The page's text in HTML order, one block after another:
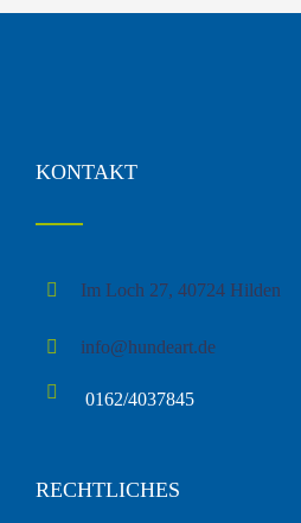
KONTAKT
Im Loch 27, 40724 Hilden
info@hundeart.de
0162/4037845
RECHTLICHES